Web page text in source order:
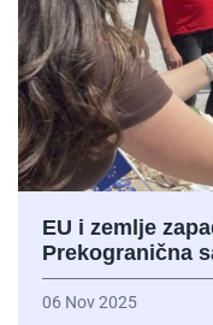
EU i zemlje
Prekogranična
06 Nov 2025